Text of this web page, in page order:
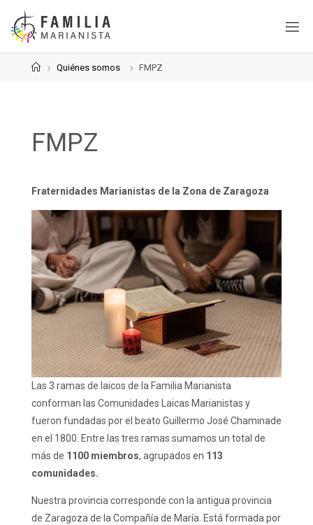
Saltar
contenido
PáginaQuiénes somos FMPZ
FMPZ
Fraternidades Marianistas de la Zona de Zaragoza
Las 3 ramas de laicos de la Familia Marianista
conforman las Comunidades Laicas Marianistas y
fueron fundadas por el beato Guillermo José Chaminade
en el 1800. Entre las tres ramas sumamos un total de
más de 1100 miembros, agrupados en 113
comunidades.
Nuestra provincia corresponde con la antigua provincia
de Zaragoza de la Compañía de María. Está formada por